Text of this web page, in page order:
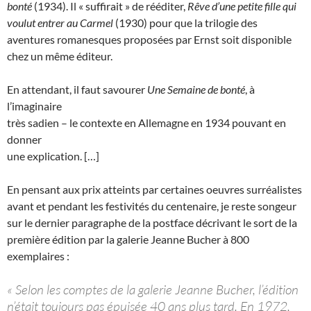
bonté (1934). Il « suffirait » de rééditer, Rêve d’une petite fille qui
voulut entrer au Carmel (1930) pour que la trilogie des
aventures romanesques proposées par Ernst soit disponible
chez un même éditeur.
En attendant, il faut savourer Une Semaine de bonté, à
l’imaginaire
très sadien – le contexte en Allemagne en 1934 pouvant en
donner
une explication. […]
En pensant aux prix atteints par certaines oeuvres surréalistes
avant et pendant les festivités du centenaire, je reste songeur
sur le dernier paragraphe de la postface décrivant le sort de la
première édition par la galerie Jeanne Bucher à 800
exemplaires :
« Selon les comptes de la galerie Jeanne Bucher, l’édition
n’était toujours pas épuisée 40 ans plus tard. En 1972,